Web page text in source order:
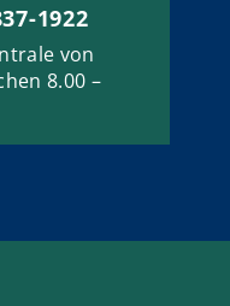
1922
von
8.00 –